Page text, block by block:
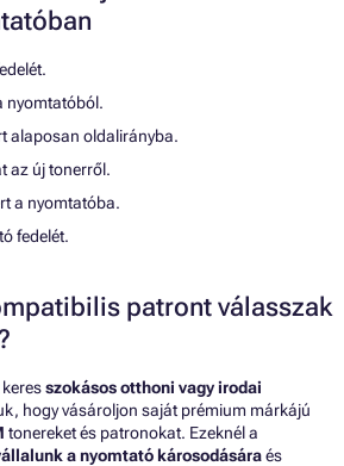
nyomtatóból.
alaposan oldalirányba.
az új tonerről.
a nyomtatóba.
fedelét.
patront válasszak
szokásos otthoni vagy irodai
hogy vásároljon saját prémium márkájú
tonereket és patronokat. Ezeknél a
a nyomtató károsodásáraés